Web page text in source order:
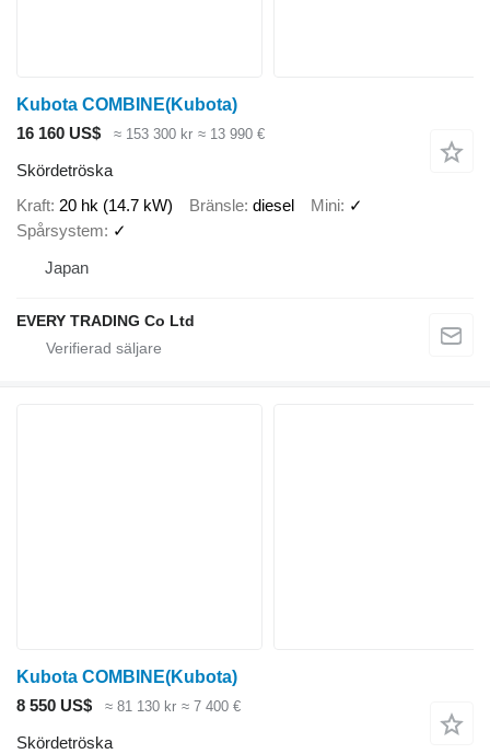
Kubota COMBINE(Kubota)
16 160 US$
≈ 153 300 kr ≈ 13 990 €
Skördetröska
Kraft 20 hk (14.7 kW) Bränsle diesel Mini ✓
Spårsystem
✓
Japan
EVERY TRADING Co Ltd
Kubota COMBINE(Kubota)
8 550 US$
≈ 81 130 kr ≈ 7 400 €
Skördetröska